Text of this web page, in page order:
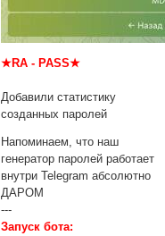
★RA - PASS★
Добавили статистику
созданных паролей
Напоминаем, что наш
генератор паролей работает
внутри Telegram абсолютно
ДАРОМ
---
Запуск бота: